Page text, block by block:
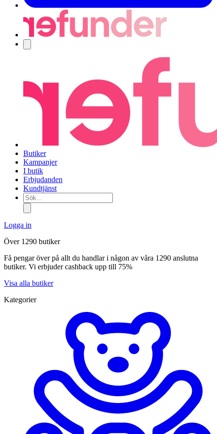
Butiker
Kampanjer
I butik
Erbjudanden
Kundtjänst
Sök...
Logga in
Över 1290 butiker
Få pengar över på allt du handlar i någon av våra 1290 anslutna
butiker. Vi erbjuder cashback upp till 75%
Visa alla butiker
Kategorier